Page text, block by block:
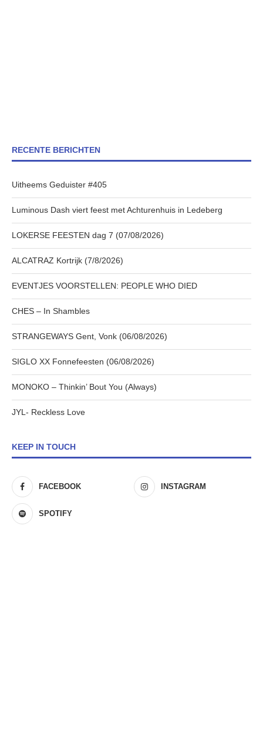
RECENTE BERICHTEN
Uitheems Geduister #405
Luminous Dash viert feest met Achturenhuis in Ledeberg
LOKERSE FEESTEN dag 7 (07/08/2026)
ALCATRAZ Kortrijk (7/8/2026)
EVENTJES VOORSTELLEN: PEOPLE WHO DIED
CHES – In Shambles
STRANGEWAYS Gent, Vonk (06/08/2026)
SIGLO XX Fonnefeesten (06/08/2026)
MONOKO – Thinkin’ Bout You (Always)
JYL- Reckless Love
KEEP IN TOUCH
FACEBOOK INSTAGRAM
SPOTIFY